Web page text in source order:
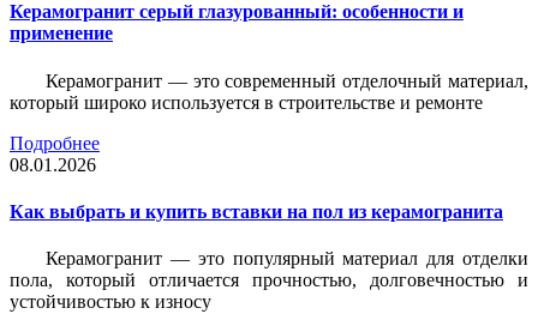
Керамогранит серый глазурованный: особенности и
применение
Керамогранит — это современный отделочный материал,
который широко используется в строительстве и ремонте
Подробнее
08.01.2026
Как выбрать и купить вставки на пол из керамогранита
Керамогранит — это популярный материал для отделки
пола, который отличается прочностью, долговечностью и
устойчивостью к износу